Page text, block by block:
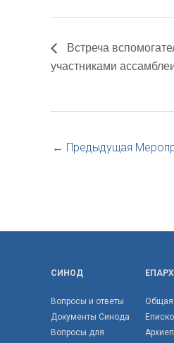
Встреча
участниками
← Предыдущая
СИНОД
Вопросы и ответы
Документы Синода
Вопросы для
Общая